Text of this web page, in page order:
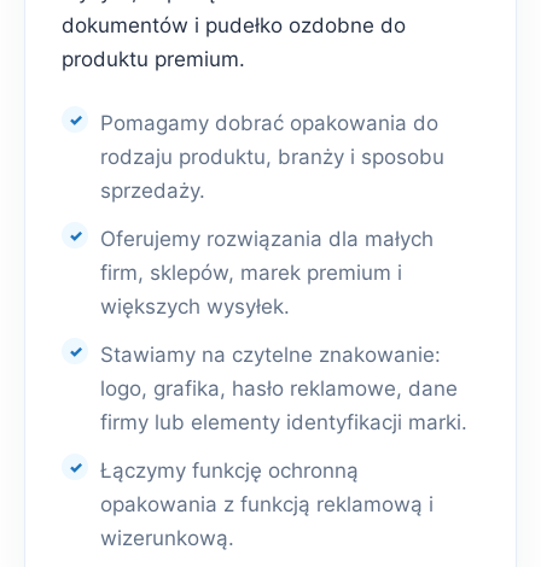
dokumentów i pudełko ozdobne do
produktu premium.
Pomagamy dobrać opakowania do
rodzaju produktu, branży i sposobu
sprzedaży.
Oferujemy rozwiązania dla małych
firm, sklepów, marek premium i
większych wysyłek.
Stawiamy na czytelne znakowanie:
logo, grafika, hasło reklamowe, dane
firmy lub elementy identyfikacji marki.
Łączymy funkcję ochronną
opakowania z funkcją reklamową i
wizerunkową.